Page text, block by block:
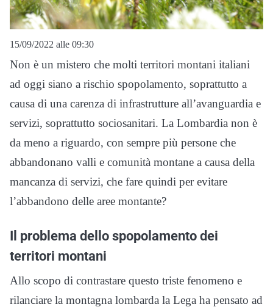
15/09/2022 alle 09:30
Non è un mistero che molti territori montani italiani
ad oggi siano a rischio spopolamento, soprattutto a
causa di una carenza di infrastrutture all’avanguardia e
servizi, soprattutto sociosanitari. La Lombardia non è
da meno a riguardo, con sempre più persone che
abbandonano valli e comunità montane a causa della
mancanza di servizi, che fare quindi per evitare
l’abbandono delle aree montante?
Il problema dello spopolamento dei
territori montani
Allo scopo di contrastare questo triste fenomeno e
rilanciare la montagna lombarda la Lega ha pensato ad